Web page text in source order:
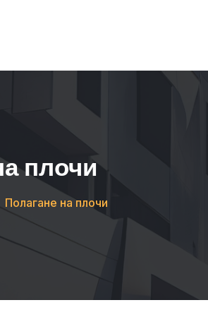
плочи
Полагане на плочи